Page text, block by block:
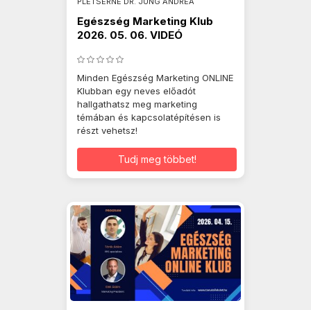
Egészség Marketing Klub
2026. 05. 06. VIDEÓ
Minden Egészség Marketing ONLINE
Klubban egy neves előadót
hallgathatsz meg marketing
témában és kapcsolatépítésen is
részt vehetsz!
Tudj meg többet!